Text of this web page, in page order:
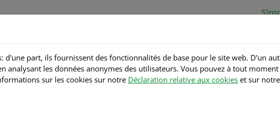
Accueil Produits Service Contact
d'une part, ils fournissent des fonctionnalités de base pour le site web. D'un
les données anonymes des utilisateurs. Vous pouvez à tout
sur les cookies sur notre Déclaration relative aux cookies et sur notre